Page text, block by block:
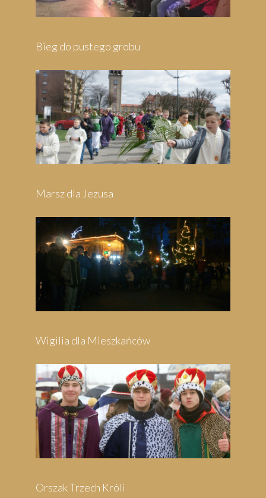
Bieg do pustego grobu
Marsz dla Jezusa
Wigilia dla Mieszkańców
Orszak Trzech Króli